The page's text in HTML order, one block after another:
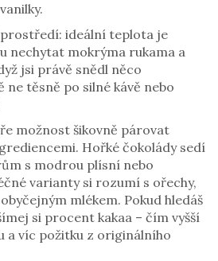
ideální teplota je
nechytat mokrýma rukama a
jsi právě snědl něco
ne těsně po silné kávě nebo
možnost šikovně párovat
Hořké čokolády sedí
s modrou plísní nebo
varianty si rozumí s ořechy,
mlékem. Pokud hledáš
si procent kakaa – čím vyšší
a víc požitku z originálního